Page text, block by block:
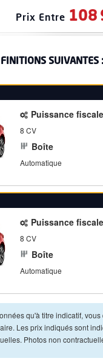
Prix Entre 108
SUIVANTES :
Puissance fiscale
8 CV
Boîte
Automatique
Puissance fiscale
8 CV
Boîte
Automatique
qu'à titre indicatif,
Les prix indiqués sont
Photos non